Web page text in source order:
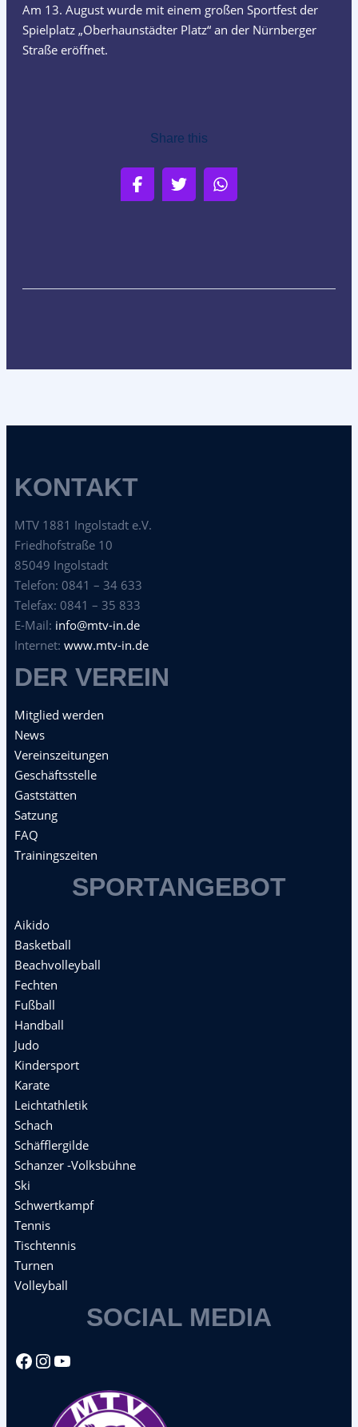
Am 13. August wurde mit einem großen Sportfest der
Spielplatz „Oberhaunstädter Platz“ an der Nürnberger
Straße eröffnet.
Share this
KONTAKT
MTV 1881 Ingolstadt e.V.
Friedhofstraße 10
85049 Ingolstadt
Telefon: 0841 – 34 633
Telefax: 0841 – 35 833
E-Mail: info@mtv-in.de
Internet: www.mtv-in.de
DER VEREIN
Mitglied werden
News
Vereinszeitungen
Geschäftsstelle
Gaststätten
Satzung
FAQ
Trainingszeiten
SPORTANGEBOT
Aikido
Basketball
Beachvolleyball
Fechten
Fußball
Handball
Judo
Kindersport
Karate
Leichtathletik
Schach
Schäfflergilde
Schanzer -Volksbühne
Ski
Schwertkampf
Tennis
Tischtennis
Turnen
Volleyball
SOCIAL MEDIA
Facebook InstagramYouTube